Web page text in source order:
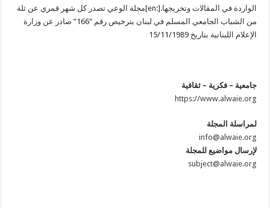
الواردة في المقالات وتخريجها.[:en]مجلة الوعي تصدر كل شهر قمري عن ثلة
من الشباب الجامعي المسلم في لبنان بترخيص رقم “166” صادر عن وزارة
الإعلام اللبنانية بتاريخ 15/11/1989
جامعية – فكرية – ثقافية
https://www.alwaie.org
لمراسلة المجلة
info@alwaie.org
لإرسال مواضيع للمجلة
subject@alwaie.org